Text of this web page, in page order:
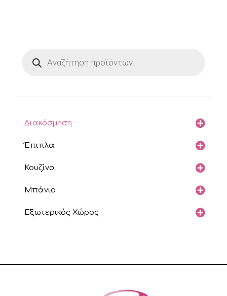
search
Διακόσμηση
Έπιπλα
Κουζίνα
Μπάνιο
Εξωτερικός Χώρος